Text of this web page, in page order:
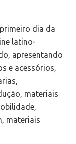
dia da
latino-
apresentando
e acessórios,
materiais
materiais